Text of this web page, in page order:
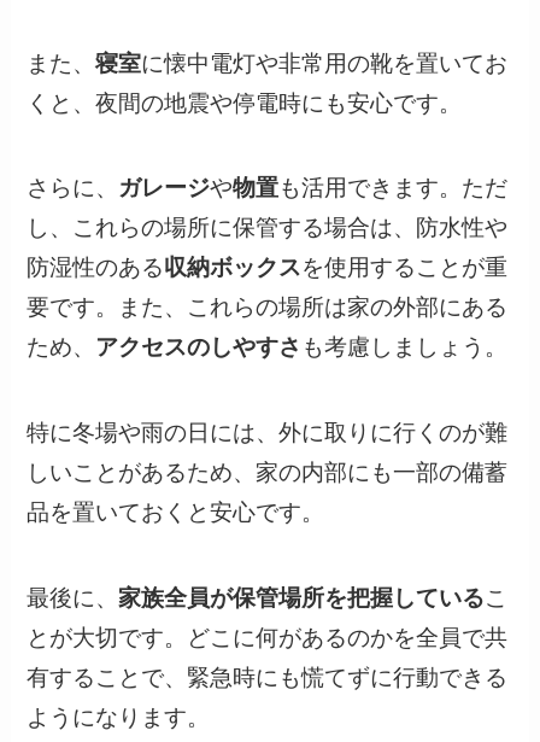
また、寝室に懐中電灯や非常用の靴を置いてお
くと、夜間の地震や停電時にも安心です。
さらに、 ガレージや物置も活用できます。ただ
し、これらの場所に保管する場合は、防水性や
防湿性のある収納ボックスを使用することが重
要です。また、これらの場所は家の外部にある
ため、 アクセスのしやすさ も考慮しましょう。
特に冬場や雨の日には、外に取りに行くのが難
しいことがあるため、家の内部にも一部の備蓄
品を置いておくと安心です。
最後に、家族全員が保管場所を把握しているこ
とが大切です。どこに何があるのかを全員で共
有することで、緊急時にも慌てずに行動できる
ようになります。